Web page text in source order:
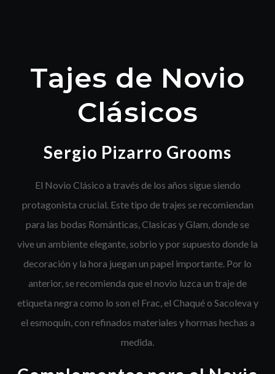
Tajes de Novio
Clásicos
Sergio Pizarro Grooms
El Novio Clásico a través de los años sigue siendo
protagonista crucial. Este tipo de trajes se recomiendan
para las bodas Románticas, Clasicas y Glam, donde se
vive un ambiente elegante, sobrio y por supuesto donde la
decoración y la hora juegan un papel importante. Por lo
anterior, se recomienda que el novio luzca un traje de
etiqueta negra como lo son el Frac, el Chaqué o Sacoleva y
el esmoquin, con refinados materiales y hormas hechas a
medida.